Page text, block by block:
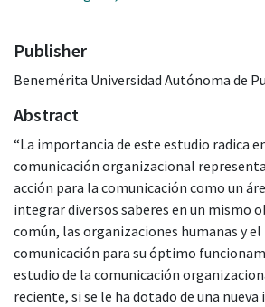
Publisher
Benemérita Universidad Autónoma de
Abstract
“La importancia de este estudio radica
comunicación organizacional
acción para la comunicación como un
integrar diversos saberes en un mismo
común, las organizaciones humanas y el
comunicación para su óptimo
estudio de la comunicación
reciente, si se le ha dotado de una